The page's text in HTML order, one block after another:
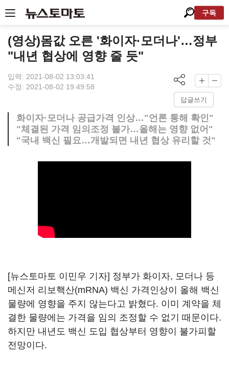
구독
(영상)몸값 오른 '화이자·모더나'…정부
"내년 협상에 영향 줄 듯"
입력: 2021-08-02 13:03:41
수정: 2021-08-02 19:49:58
답글쓰기
화이자·모더나 공급가격 인상…"언론 통해 확인"
"체결된 가격 임의조정 불가…올해는 영향 없어"
"국내 백신 필요…개발되면 내년 협상 유리할 것"
[뉴스토마토 이민우 기자] 정부가 화이자, 모더나 등
메신저 리보핵산(mRNA) 백신 가격인상이 올해 백신
물량에 영향을 주지 않는다고 밝혔다. 이미 계약을 체
결한 물량에는 가격을 임의 조정할 수 없기 때문이다.
하지만 내년도 백신 도입 협상부터 영향이 불가피할
전망이다.